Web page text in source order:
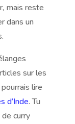
mais reste
dans un
sur les
lire
d’Inde. Tu
curry